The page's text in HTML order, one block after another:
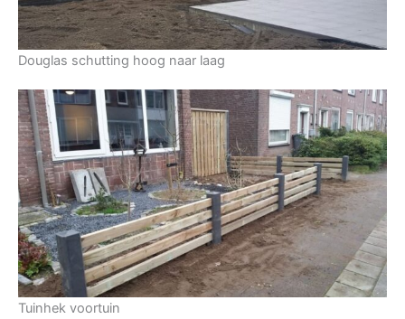
Douglas schutting hoog naar laag
Tuinhek voortuin